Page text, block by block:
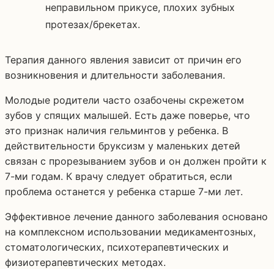
неправильном прикусе, плохих зубных
протезах/брекетах.
Терапия данного явления зависит от причин его
возникновения и длительности заболевания.
Молодые родители часто озабочены скрежетом
зубов у спящих малышей. Есть даже поверье, что
это признак наличия гельминтов у ребенка. В
действительности бруксизм у маленьких детей
связан с прорезыванием зубов и он должен пройти к
7-ми годам. К врачу следует обратиться, если
проблема останется у ребенка старше 7-ми лет.
Эффективное лечение данного заболевания основано
на комплексном использовании медикаментозных,
стоматологических, психотерапевтических и
физиотерапевтических методах.